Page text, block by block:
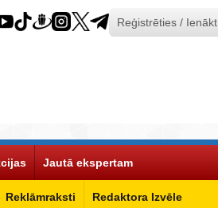
Reģistrēties / Ienākt
Reklāmraksti Redaktora Izvēle
Jautā ekspertam